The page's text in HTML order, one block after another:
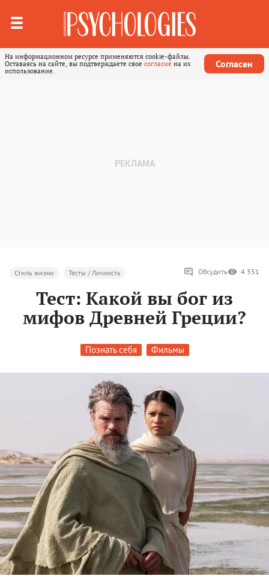
На информационном ресурсе применяются cookie-файлы.
Оставаясь на сайте, вы подтверждаете свое согласие на их
использование.
Согласен
Стиль жизни Тесты / Личность Обсудить 4 351
Тест: Какой вы бог из
мифов Древней Греции?
Познать себя Фильмы